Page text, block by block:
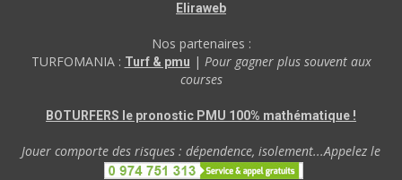
Eliraweb
Nos partenaires :
TURFOMANIA : Turf & pmu | Pour gagner plus souvent aux
courses
BOTURFERS le pronostic PMU 100% mathématique !
Jouer comporte des risques : dépendence, isolement...Appelez le